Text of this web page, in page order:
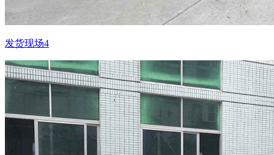
发货现场4